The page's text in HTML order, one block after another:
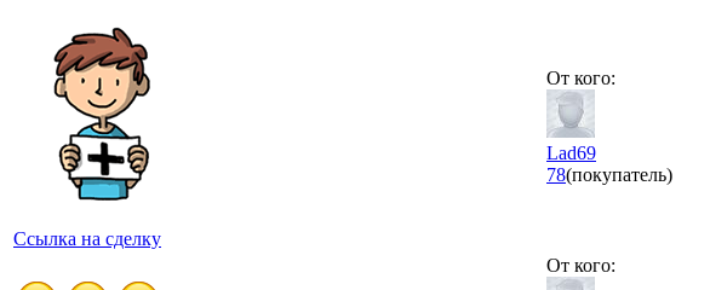
Ссылка на сделку
От кого:
Lad69
78(покупатель)
От кого: